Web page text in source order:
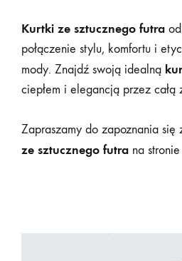
Kurtki ze sztucznego futra
połączenie stylu, komfortu i
mody. Znajdź swoją idealną
ciepłem i elegancją przez całą
Zapraszamy do zapoznania się
ze sztucznego futra na stronie